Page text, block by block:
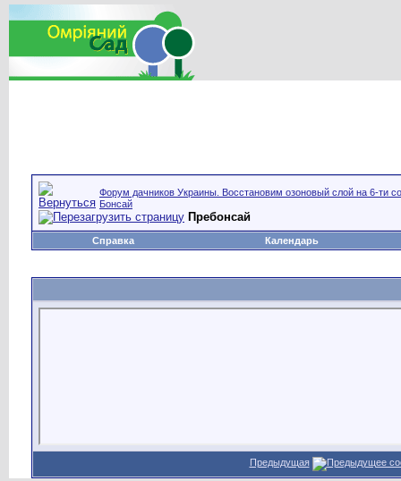
Форум дачников Украины. Восстановим озоновый слой на 6-ти
Бонсай
Пребонсай
Справка Календарь
Предыдущая